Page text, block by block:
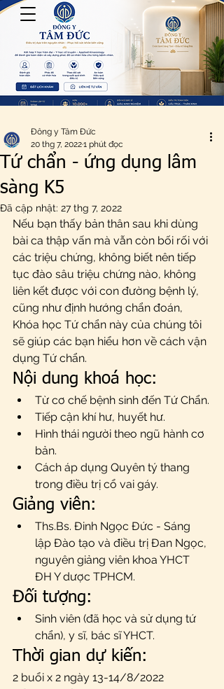
Tứ chẩn - ứng dụng lâm
sàng K5
Đông y Tâm Đức
20 thg 7, 20221 phút đọc
Đã cập nhật: 27 thg 7, 2022
Nếu bạn thấy bản thân sau khi dùng
bài ca thập vấn mà vẫn còn bối rối với
các triệu chứng, không biết nên tiếp
tục đào sâu triệu chứng nào, không
liên kết được với con đường bệnh lý,
cũng như định hướng chẩn đoán,
Khóa học Tứ chẩn này của chúng tôi
sẽ giúp các bạn hiểu hơn về cách vận
dụng Tứ chẩn.
Nội dung khoá học:
Từ cơ chế bệnh sinh đến Tứ Chẩn.
Tiếp cận khí hư, huyết hư.
Hình thái người theo ngũ hành cơ
bản.
Cách áp dụng Quyên tý thang
trong điều trị cổ vai gáy.
Giảng viên:
Ths.Bs. Đinh Ngọc Đức - Sáng
lập Đào tạo và điều trị Đan Ngọc,
nguyên giảng viên khoa YHCT
ĐH Y dược TPHCM.
Đối tượng:
Sinh viên (đã học và sử dụng tứ
chẩn), y sĩ, bác sĩ YHCT.
Thời gian dự kiến:
2 buổi x 2 ngày 13-14/8/2022